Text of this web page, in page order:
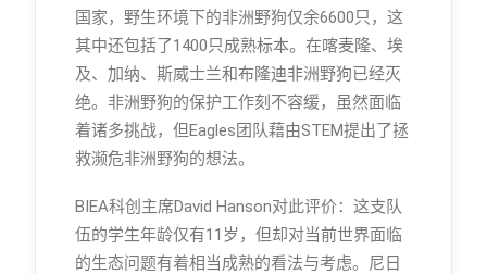
国家，野生环境下的非洲野狗仅余6600只，这
其中还包括了1400只成熟标本。在喀麦隆、埃
及、加纳、斯威士兰和布隆迪非洲野狗已经灭
绝。非洲野狗的保护工作刻不容缓，虽然面临
着诸多挑战，但Eagles团队藉由STEM提出了拯
救濒危非洲野狗的想法。
BIEA科创主席David Hanson对此评价：这支队
伍的学生年龄仅有11岁，但却对当前世界面临
的生态问题有着相当成熟的看法与考虑。尼日